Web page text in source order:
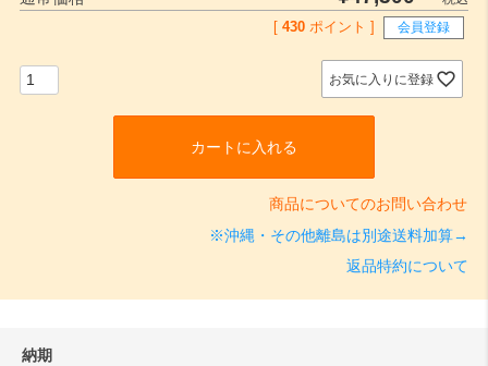
[ 430 ポイント ] 会員登録
お気に入りに登録
カートに入れる
商品についてのお問い合わせ
※沖縄・その他離島は別途送料加算→
返品特約について
納期